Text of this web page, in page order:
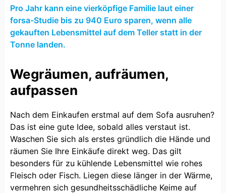
Pro Jahr kann eine vierköpfige Familie laut einer
forsa-Studie bis zu 940 Euro sparen, wenn alle
gekauften Lebensmittel auf dem Teller statt in der
Tonne landen.
Wegräumen, aufräumen,
aufpassen
Nach dem Einkaufen erstmal auf dem Sofa ausruhen?
Das ist eine gute Idee, sobald alles verstaut ist.
Waschen Sie sich als erstes gründlich die Hände und
räumen Sie Ihre Einkäufe direkt weg. Das gilt
besonders für zu kühlende Lebensmittel wie rohes
Fleisch oder Fisch. Liegen diese länger in der Wärme,
vermehren sich gesundheitsschädliche Keime auf